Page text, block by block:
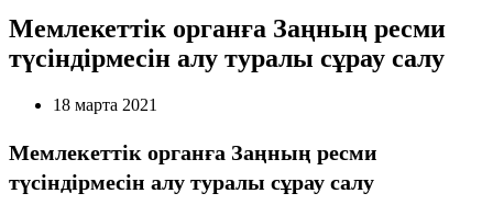
Мемлекеттік органға Заңның ресми
түсіндірмесін алу туралы сұрау салу
18 марта 2021
Мемлекеттік органға Заңның ресми
түсіндірмесін алу туралы сұрау салу